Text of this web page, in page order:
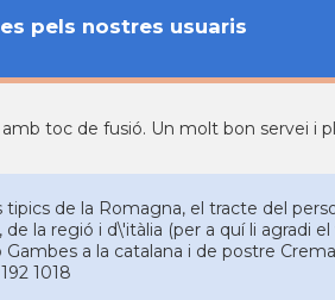
pels nostres usuaris
toc de fusió. Un molt bon servei i
de la Romagna, el tracte del
la regió i d\'itàlia (per a quí li agradi
Gambes a la catalana i de postre
1018